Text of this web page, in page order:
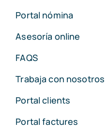
Portal nómina
Asesoría online
FAQS
Trabaja con nosotros
Portal clients
Portal factures